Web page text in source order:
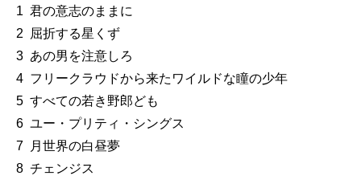
1 君の意志のままに
2 屈折する星くず
3 あの男を注意しろ
4 フリークラウドから来たワイルドな瞳の少年
5 すべての若き野郎ども
6 ユー・プリティ・シングス
7 月世界の白昼夢
8 チェンジス